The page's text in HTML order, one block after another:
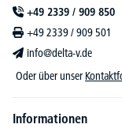
+49 2339 / 909 850
+49 2339 / 909 501
info@delta-v.de
Oder über unser
Informationen